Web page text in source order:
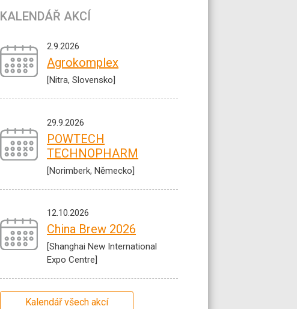
KALENDÁŘ AKCÍ
2.9.2026
Agrokomplex
[Nitra, Slovensko]
29.9.2026
POWTECH
TECHNOPHARM
[Norimberk, Německo]
12.10.2026
China Brew 2026
[Shanghai New International
Expo Centre]
Kalendář všech akcí